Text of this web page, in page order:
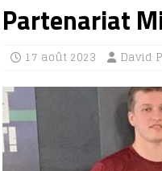
Partenariat
17 août 2023 David